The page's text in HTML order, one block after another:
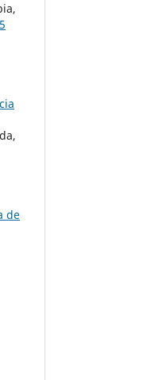
de